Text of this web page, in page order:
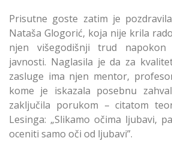
Prisutne goste zatim je
Nataša Glogorić, koja nije krila
njen višegodišnji trud
javnosti. Naglasila je da za
zasluge ima njen mentor,
kome je iskazala posebnu
zaključila porukom – citatom
Lesinga: „Slikamo očima ljubavi,
oceniti samo oči od ljubavi”.